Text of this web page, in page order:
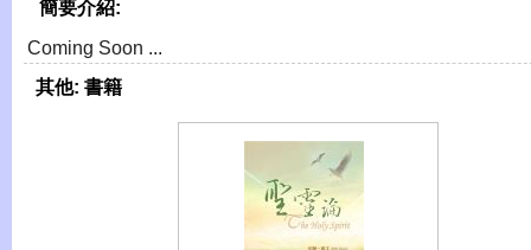
簡要介紹:
Coming Soon ...
其他: 書籍